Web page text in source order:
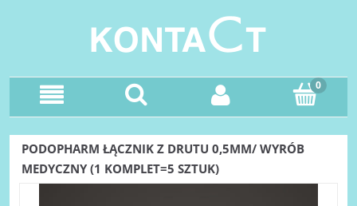
PODOPHARM ŁĄCZNIK Z DRUTU 0,5MM/ WYRÓB
MEDYCZNY (1 KOMPLET=5 SZTUK)